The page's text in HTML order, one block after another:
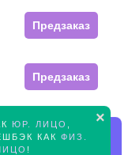
×
ЮР. ЛИЦО
КАК ФИЗ.
!
Предзаказ
Предзаказ
Предзаказ